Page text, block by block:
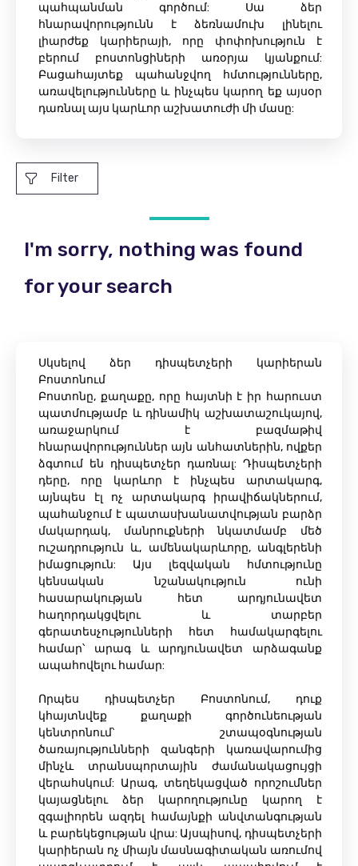
պահպանման գործում: Սա ձեր
հնարավորությունն է ձեռնամուխ լինելու
լիարժեք կարիերայի, որը փոփոխություն է
բերում բոստոնցիների առօրյա կյանքում:
Բացահայտեք պահանջվող հմտությունները,
առավելությունները և ինչպես կարող եք այսօր
դառնալ այս կարևոր աշխատուժի մի մասը:
Filter
I'm sorry, nothing was found
for your search
Սկսելով ձեր դիսպետչերի կարիերան
Բոստոնում
Բոստոնը, քաղաքը, որը հայտնի է իր հարուստ
պատմությամբ և դինամիկ աշխատաշուկայով,
առաջարկում է բազմաթիվ
հնարավորություններ այն անհատներին, ովքեր
ձգտում են դիսպետչեր դառնալ: Դիսպետչերի
դերը, որը կարևոր է ինչպես արտակարգ,
այնպես էլ ոչ արտակարգ իրավիճակներում,
պահանջում է պատասխանատվության բարձր
մակարդակ, մանրուքների նկատմամբ մեծ
ուշադրություն և, ամենակարևորը, անգլերենի
իմացություն: Այս լեզվական հմտությունը
կենսական նշանակություն ունի
հասարակության հետ արդյունավետ
հաղորդակցվելու և տարբեր
գերատեսչությունների հետ համակարգելու
համար՝ արագ և արդյունավետ արձագանք
ապահովելու համար:
Որպես դիսպետչեր Բոստոնում, դուք
կհայտնվեք քաղաքի գործունեության
կենտրոնում՝ շտապօգնության
ծառայությունների զանգերի կառավարումից
մինչև տրանսպորտային ժամանակացույցի
վերահսկում: Արագ, տեղեկացված որոշումներ
կայացնելու ձեր կարողությունը կարող է
զգալիորեն ազդել համայնքի անվտանգության
և բարեկեցության վրա: Այսպիսով, դիսպետչերի
կարիերան ոչ միայն մասնագիտական ​​առումով